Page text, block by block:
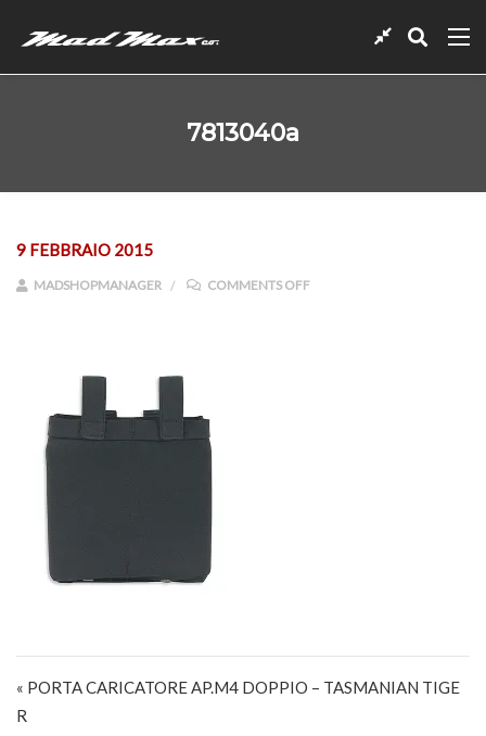
7813040a
9 FEBBRAIO 2015
MADSHOPMANAGER COMMENTS OFFON 7813040A
« PORTA CARICATORE AP.M4 DOPPIO – TASMANIAN TIGE
R